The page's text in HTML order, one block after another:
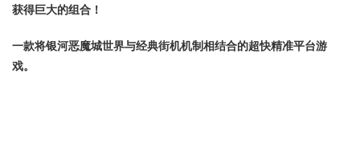
获得巨大的组合！
一款将银河恶魔城世界与经典街机机制相结合的超快精准平台游
戏。